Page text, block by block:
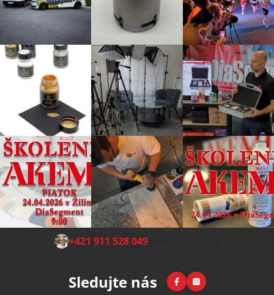
Z +421 911 528 049(Po-Pá 8:00-15:00)
Sledujte nás FacebookInstagram